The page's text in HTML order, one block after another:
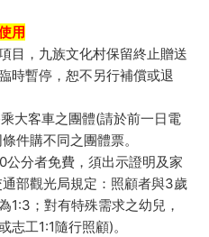
用
目，九族文化村保留終止贈送
時暫停，恕不另行補償或退
大客車之團體(請於前一日電
件購不同之團體票。
公分者免費，須出示證明及家
部觀光局規定：照顧者與3歲
1:3；對有特殊需求之幼兒，
志工1:1隨行照顧)。